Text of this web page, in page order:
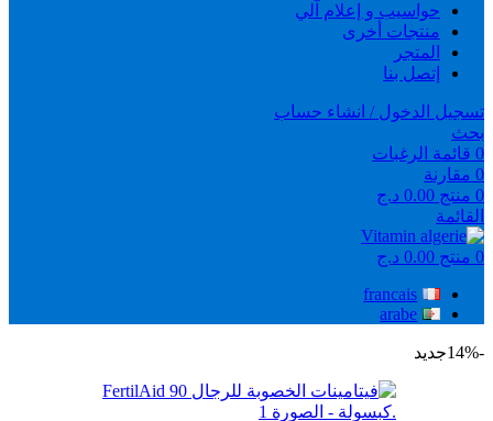
حواسيب و إعلام آلي
منتجات أخرى
المتجر
إتصل بنا
تسجيل الدخول / انشاء حساب
بحث
0 قائمة الرغبات
0 مقارنة
0 منتج 0.00 د.ج
القائمة
0 منتج 0.00 د.ج
francais
arabe
-14% جديد